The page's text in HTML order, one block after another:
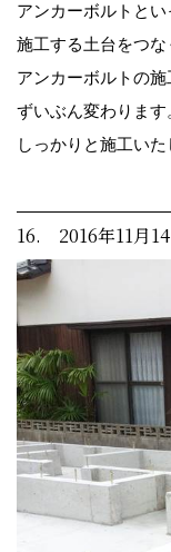
アンカーボルトと
施工する土台をつな
アンカーボルトの
ずいぶん変わります
しっかりと施工い
16. 2016年11月